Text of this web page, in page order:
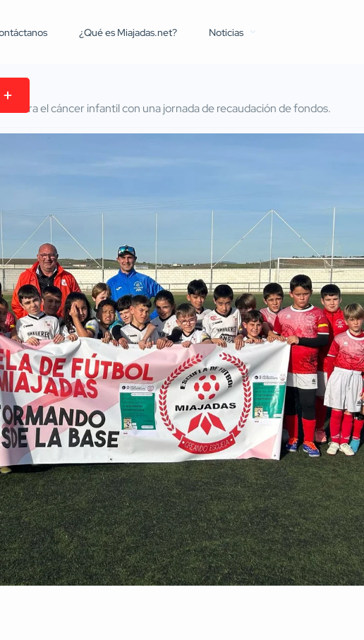
¿Qué es Miajadas.net? Noticias
contra el cáncer infantil con una jornada de recaudación de fondos.